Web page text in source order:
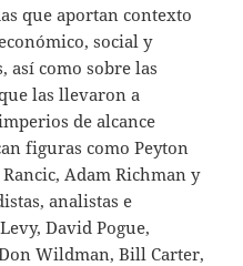
que aportan contexto
social y
así como sobre las
las llevaron a
de alcance
figuras como Peyton
Adam Richman y
analistas e
David Pogue,
Wildman, Bill Carter,